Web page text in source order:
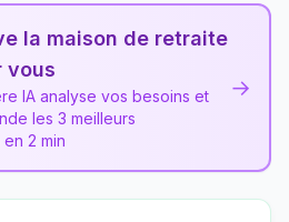
la maison de retraite
vous
IA analyse vos besoins et
les 3 meilleurs
2 min
→